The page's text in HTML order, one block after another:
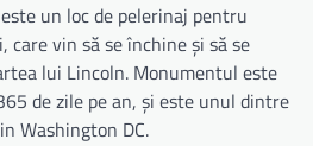
un loc de pelerinaj pentru
vin să se închine și să se
lui Lincoln. Monumentul este
de zile pe an, și este unul dintre
Washington DC.